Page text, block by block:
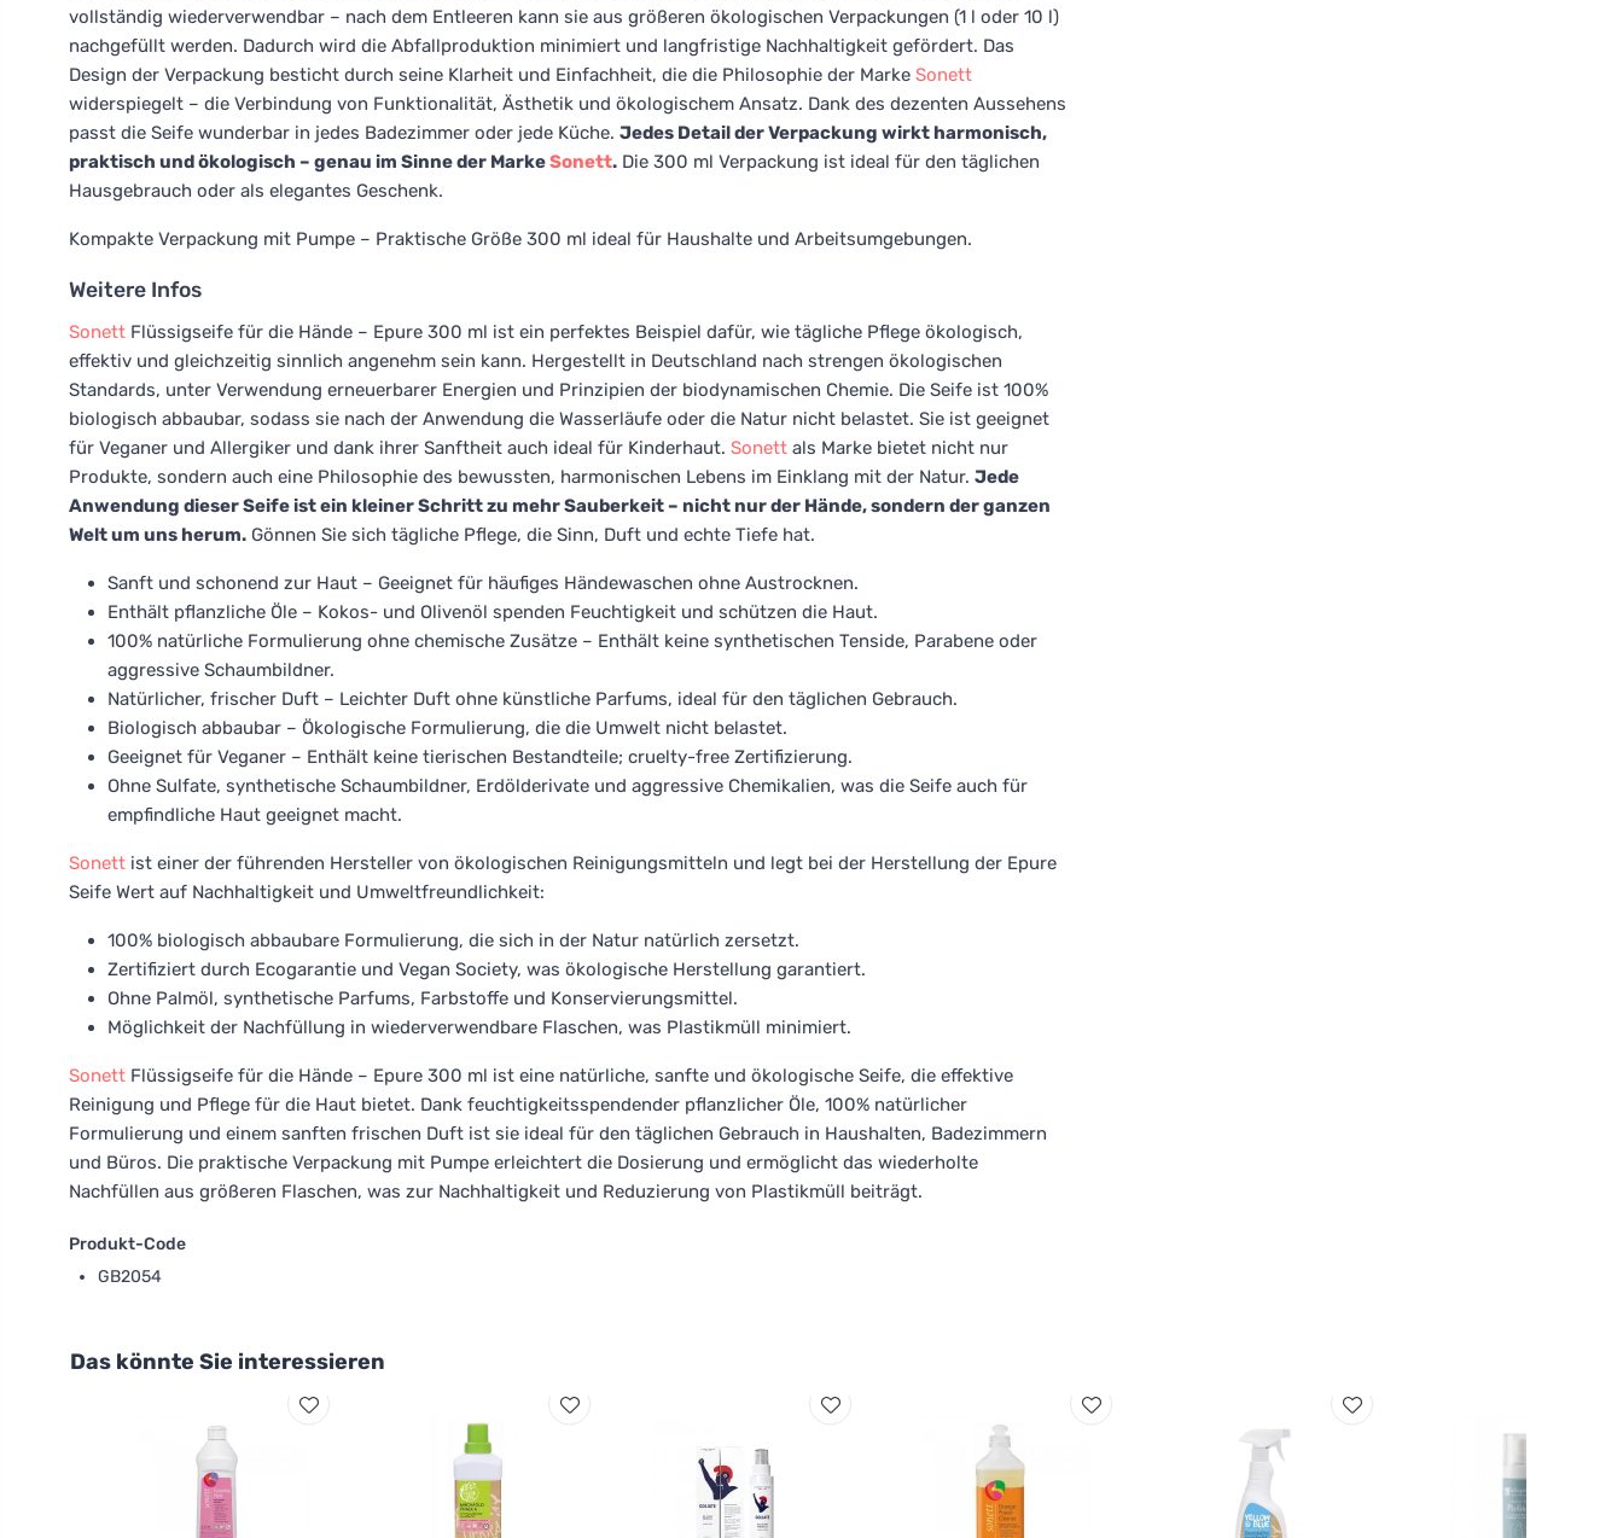
vollständig wiederverwendbar – nach dem Entleeren kann sie aus größeren ökologischen Verpackungen (1 l oder 10 l)
nachgefüllt werden. Dadurch wird die Abfallproduktion minimiert und langfristige Nachhaltigkeit gefördert. Das
Design der Verpackung besticht durch seine Klarheit und Einfachheit, die die Philosophie der Marke Sonett
widerspiegelt – die Verbindung von Funktionalität, Ästhetik und ökologischem Ansatz. Dank des dezenten Aussehens
passt die Seife wunderbar in jedes Badezimmer oder jede Küche. Jedes Detail der Verpackung wirkt harmonisch,
praktisch und ökologisch – genau im Sinne der MarkeSonett. Die 300 ml Verpackung ist ideal für den täglichen
Hausgebrauch oder als elegantes Geschenk.
Kompakte Verpackung mit Pumpe – Praktische Größe 300 ml ideal für Haushalte und Arbeitsumgebungen.
Weitere Infos
Sonett Flüssigseife für die Hände – Epure 300 ml ist ein perfektes Beispiel dafür, wie tägliche Pflege ökologisch,
effektiv und gleichzeitig sinnlich angenehm sein kann. Hergestellt in Deutschland nach strengen ökologischen
Standards, unter Verwendung erneuerbarer Energien und Prinzipien der biodynamischen Chemie. Die Seife ist 100%
biologisch abbaubar, sodass sie nach der Anwendung die Wasserläufe oder die Natur nicht belastet. Sie ist geeignet
für Veganer und Allergiker und dank ihrer Sanftheit auch ideal für Kinderhaut. Sonett als Marke bietet nicht nur
Produkte, sondern auch eine Philosophie des bewussten, harmonischen Lebens im Einklang mit der Natur. Jede
Anwendung dieser Seife ist ein kleiner Schritt zu mehr Sauberkeit – nicht nur der Hände, sondern der ganzen
Welt um uns herum. Gönnen Sie sich tägliche Pflege, die Sinn, Duft und echte Tiefe hat.
Sanft und schonend zur Haut – Geeignet für häufiges Händewaschen ohne Austrocknen.
Enthält pflanzliche Öle – Kokos- und Olivenöl spenden Feuchtigkeit und schützen die Haut.
100% natürliche Formulierung ohne chemische Zusätze – Enthält keine synthetischen Tenside, Parabene oder
aggressive Schaumbildner.
Natürlicher, frischer Duft – Leichter Duft ohne künstliche Parfums, ideal für den täglichen Gebrauch.
Biologisch abbaubar – Ökologische Formulierung, die die Umwelt nicht belastet.
Geeignet für Veganer – Enthält keine tierischen Bestandteile; cruelty-free Zertifizierung.
Ohne Sulfate, synthetische Schaumbildner, Erdölderivate und aggressive Chemikalien, was die Seife auch für
empfindliche Haut geeignet macht.
Sonett ist einer der führenden Hersteller von ökologischen Reinigungsmitteln und legt bei der Herstellung der Epure
Seife Wert auf Nachhaltigkeit und Umweltfreundlichkeit:
100% biologisch abbaubare Formulierung, die sich in der Natur natürlich zersetzt.
Zertifiziert durch Ecogarantie und Vegan Society, was ökologische Herstellung garantiert.
Ohne Palmöl, synthetische Parfums, Farbstoffe und Konservierungsmittel.
Möglichkeit der Nachfüllung in wiederverwendbare Flaschen, was Plastikmüll minimiert.
Sonett Flüssigseife für die Hände – Epure 300 ml ist eine natürliche, sanfte und ökologische Seife, die effektive
Reinigung und Pflege für die Haut bietet. Dank feuchtigkeitsspendender pflanzlicher Öle, 100% natürlicher
Formulierung und einem sanften frischen Duft ist sie ideal für den täglichen Gebrauch in Haushalten, Badezimmern
und Büros. Die praktische Verpackung mit Pumpe erleichtert die Dosierung und ermöglicht das wiederholte
Nachfüllen aus größeren Flaschen, was zur Nachhaltigkeit und Reduzierung von Plastikmüll beiträgt.
Produkt-Code
GB2054
Das könnte Sie interessieren